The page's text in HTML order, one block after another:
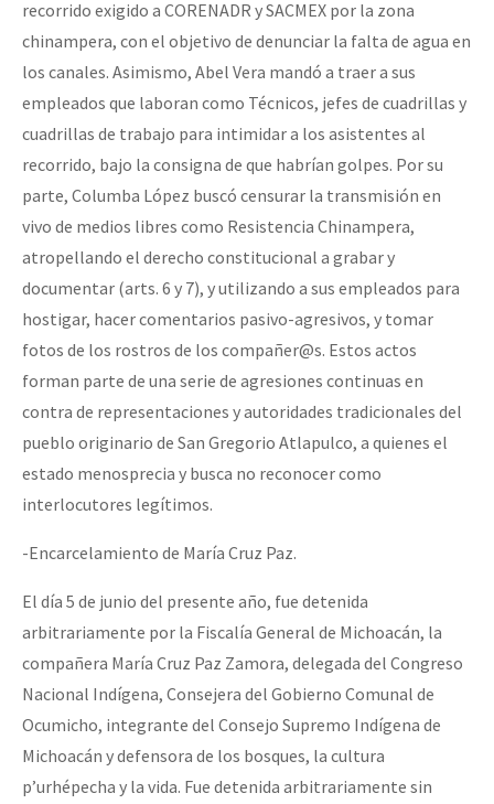
recorrido exigido a CORENADR y SACMEX por la zona
chinampera, con el objetivo de denunciar la falta de agua en
los canales. Asimismo, Abel Vera mandó a traer a sus
empleados que laboran como Técnicos, jefes de cuadrillas y
cuadrillas de trabajo para intimidar a los asistentes al
recorrido, bajo la consigna de que habrían golpes. Por su
parte, Columba López buscó censurar la transmisión en
vivo de medios libres como Resistencia Chinampera,
atropellando el derecho constitucional a grabar y
documentar (arts. 6 y 7), y utilizando a sus empleados para
hostigar, hacer comentarios pasivo-agresivos, y tomar
fotos de los rostros de los compañer@s. Estos actos
forman parte de una serie de agresiones continuas en
contra de representaciones y autoridades tradicionales del
pueblo originario de San Gregorio Atlapulco, a quienes el
estado menosprecia y busca no reconocer como
interlocutores legítimos.
-Encarcelamiento de María Cruz Paz.
El día 5 de junio del presente año, fue detenida
arbitrariamente por la Fiscalía General de Michoacán, la
compañera María Cruz Paz Zamora, delegada del Congreso
Nacional Indígena, Consejera del Gobierno Comunal de
Ocumicho, integrante del Consejo Supremo Indígena de
Michoacán y defensora de los bosques, la cultura
p’urhépecha y la vida. Fue detenida arbitrariamente sin